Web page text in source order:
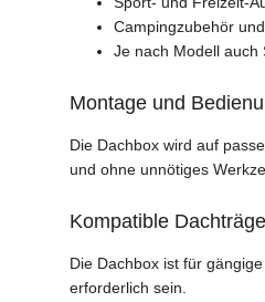
Campingzubehör
Je nach Modell auch
Montage und
Die Dachbox wird auf
und ohne unnötiges
Kompatible
Die Dachbox ist für
erforderlich sein.